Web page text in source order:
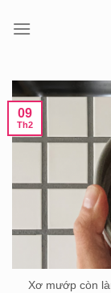
đến
Xơ mướp còn
09
Th2